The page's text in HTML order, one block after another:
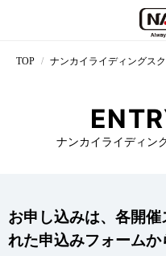
TOP ナンカイライディングス
ナンカイライディン
お申し込みは、各開
れた申込みフォームか